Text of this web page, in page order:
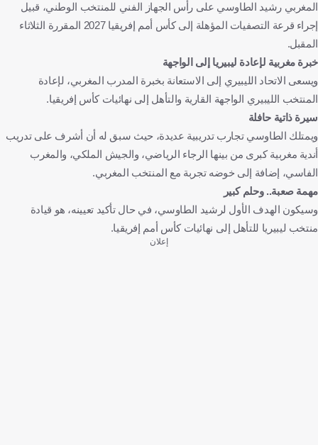
المغربي رشيد الطاوسي على رأس الجهاز الفني للمنتخب الوطني، قبيل
إجراء قرعة التصفيات المؤهلة إلى كأس أمم إفريقيا 2027 المقررة الثلاثاء
المقبل.
خبرة مغربية لإعادة ليبيريا إلى الواجهة
ويسعى الاتحاد الليبيري إلى الاستعانة بخبرة المدرب المغربي، لإعادة
المنتخب الليبيري الواجهة القارية والتأهل إلى نهائيات كأس إفريقيا.
سيرة ذاتية حافلة
ويمتلك الطاوسي تجارب تدريبية عديدة، حيث سبق له أن أشرف على تدريب
أندية مغربية كبرى من بينها الرجاء الرياضي، والجيش الملكي، والمغرب
الفاسي، إضافة إلى خوضه تجربة مع المنتخب المغربي.
مهمة صعبة.. وحلم كبير
وسيكون الهدف الأول لرشيد الطاوسي، في حال تأكيد تعيينه، هو قيادة
منتخب ليبيريا للتأهل إلى نهائيات كأس أمم إفريقيا.
إعلان